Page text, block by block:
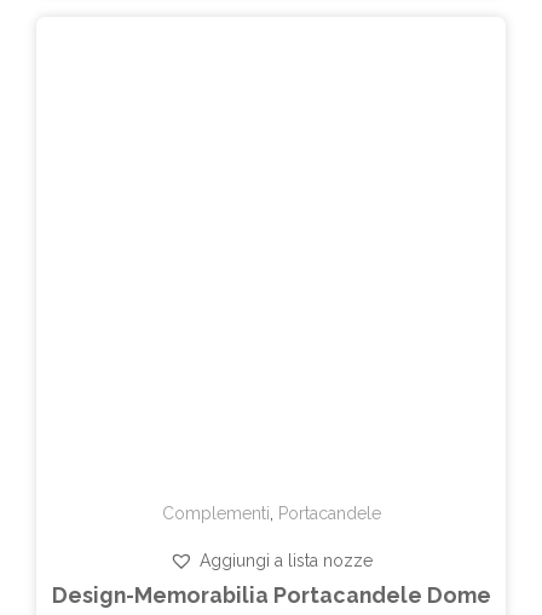
Complementi, Portacandele
Aggiungi a lista nozze
Design-Memorabilia Portacandele Dome